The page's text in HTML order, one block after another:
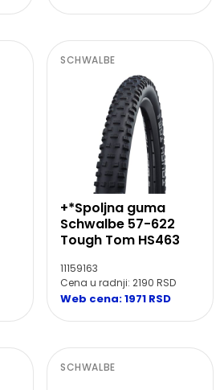
SCHWALBE
+*Spoljna guma
Schwalbe 57-622
Tough Tom HS463
11159163
Cena u radnji: 2190 RSD
Web cena: 1971 RSD
SCHWALBE